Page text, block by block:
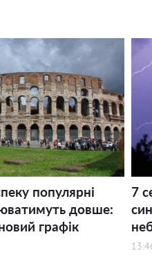
популярні
довше:
графік
7